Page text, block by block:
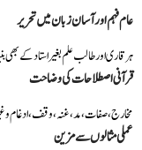
عام فہم اور آسان زبان میں تحریر
ہر قاری اور طالب علم بغیر استاد کے
قرآنی اصطلاحات کی وضاحت
مخارج، صفات، مد، غنہ، وقف،
عملی مثالوں سے مزین